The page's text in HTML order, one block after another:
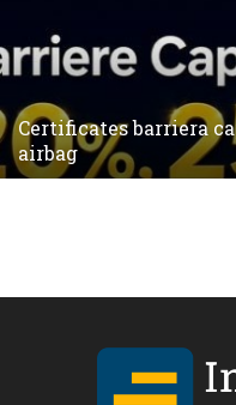
Certificates barriera
airbag